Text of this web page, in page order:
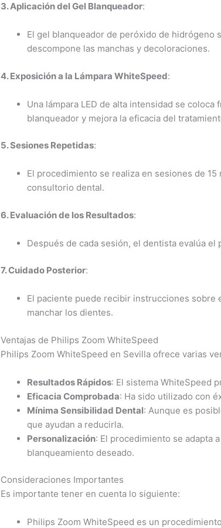
3. Aplicación del Gel Blanqueador:
El gel blanqueador de peróxido de hidrógeno
descompone las manchas y decoloraciones.
4. Exposición a la Lámpara WhiteSpeed:
Una lámpara LED de alta intensidad se
blanqueador y mejora la eficacia del
5. Sesiones Repetidas:
El procedimiento se realiza en sesiones de
consultorio dental.
6. Evaluación de los Resultados:
Después de cada sesión, el dentista evalúa
7. Cuidado Posterior:
El paciente puede recibir instrucciones
manchar los dientes.
Ventajas de Philips Zoom WhiteSpeed
Philips Zoom WhiteSpeed en Sevilla ofrece varias
Resultados Rápidos: El sistema WhiteSpeed
Eficacia Comprobada: Ha sido utilizado con
Mínima Sensibilidad Dental: Aunque es
que ayudan a reducirla.
Personalización: El procedimiento se adapta
blanqueamiento deseado.
Consideraciones Importantes
Es importante tener en cuenta lo siguiente:
Philips Zoom WhiteSpeed es un